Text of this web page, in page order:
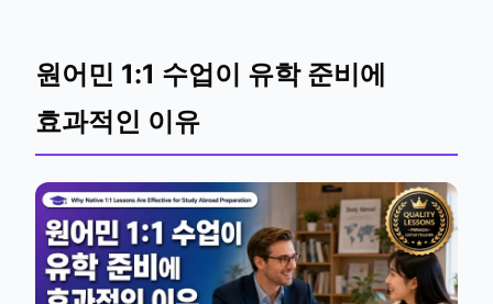
원어민 1:1 수업이 유학 준비에
효과적인 이유